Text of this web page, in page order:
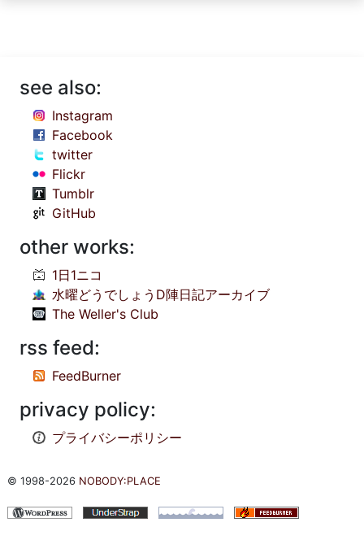
see also:
Instagram
Facebook
twitter
Flickr
Tumblr
GitHub
other works:
1日1ニコ
水曜どうでしょうD陣日記アーカイブ
The Weller's Club
rss feed:
FeedBurner
privacy policy:
プライバシーポリシー
© 1998-2026 NOBODY:PLACE